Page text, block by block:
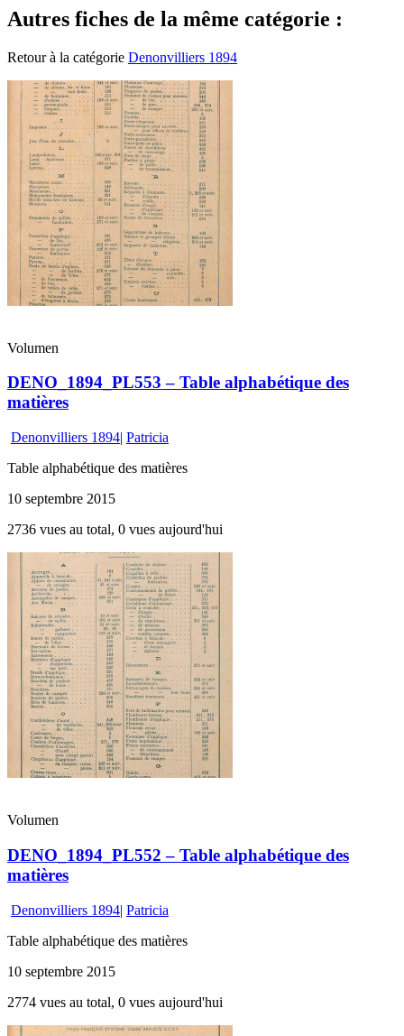
Autres fiches de la même catégorie :
Retour à la catégorie Denonvilliers 1894
Volumen
DENO_1894_PL553 – Table alphabétique des
matières
Denonvilliers 1894| Patricia
Table alphabétique des matières
10 septembre 2015
2736 vues au total, 0 vues aujourd'hui
Volumen
DENO_1894_PL552 – Table alphabétique des
matières
Denonvilliers 1894| Patricia
Table alphabétique des matières
10 septembre 2015
2774 vues au total, 0 vues aujourd'hui